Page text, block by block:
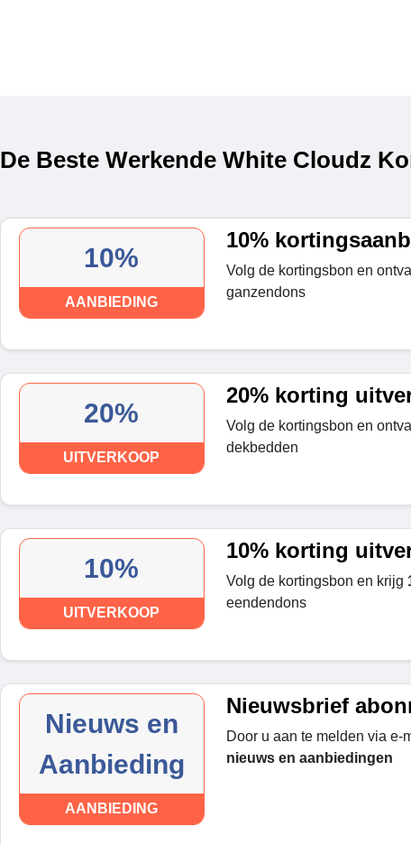
De Beste Werkende White Cloudz
10%
AANBIEDING
10%
Volg de kortingsbon en
ganzendons
20%
UITVERKOOP
20% korting
Volg de kortingsbon en
dekbedden
10%
UITVERKOOP
10% korting
Volg de kortingsbon en krijg
eendendons
Nieuws en
Aanbieding
AANBIEDING
Nieuwsbrief
Door u aan te melden via e-
nieuws en aanbiedingen